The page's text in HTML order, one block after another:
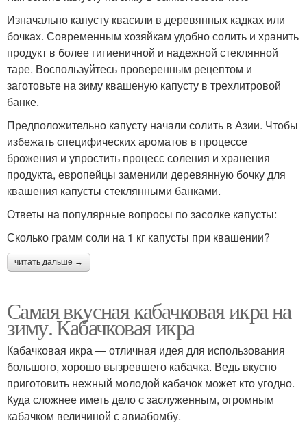
Изначально капусту квасили в деревянных кадках или
бочках. Современным хозяйкам удобно солить и хранить
продукт в более гигиеничной и надежной стеклянной
таре. Воспользуйтесь проверенным рецептом и
заготовьте на зиму квашеную капусту в трехлитровой
банке.
Предположительно капусту начали солить в Азии. Чтобы
избежать специфических ароматов в процессе
брожения и упростить процесс соления и хранения
продукта, европейцы заменили деревянную бочку для
квашения капусты стеклянными банками.
Ответы на популярные вопросы по засолке капусты:
Сколько грамм соли на 1 кг капусты при квашении?
читать дальше →
Самая вкусная кабачковая икра на
зиму. Кабачковая икра
Кабачковая икра — отличная идея для использования
большого, хорошо вызревшего кабачка. Ведь вкусно
приготовить нежный молодой кабачок может кто угодно.
Куда сложнее иметь дело с заслуженным, огромным
кабачком величиной с авиабомбу.